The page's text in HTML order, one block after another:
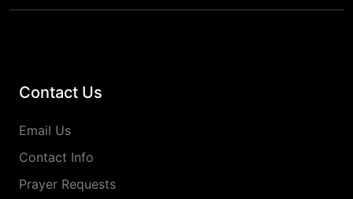
Contact Us
Email Us
Contact Info
Prayer Requests